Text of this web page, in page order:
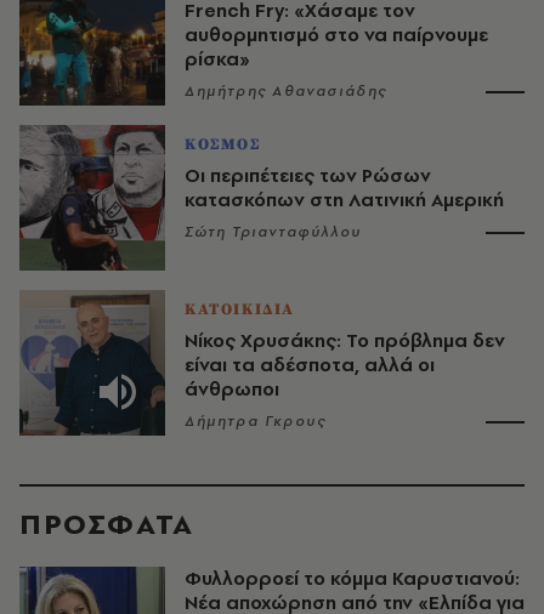
French Fry: «Χάσαμε τον
αυθορμητισμό στο να παίρνουμε
ρίσκα»
Δημήτρης Αθανασιάδης
ΚΟΣΜΟΣ
Οι περιπέτειες των Ρώσων
κατασκόπων στη Λατινική Αμερική
Σώτη Τριανταφύλλου
ΚΑΤΟΙΚΙΔΙΑ
Νίκος Χρυσάκης: Το πρόβλημα δεν
είναι τα αδέσποτα, αλλά οι
άνθρωποι
Δήμητρα Γκρους
ΠΡΟΣΦΑΤΑ
Φυλλορροεί το κόμμα Καρυστιανού:
Νέα αποχώρηση από την «Ελπίδα για